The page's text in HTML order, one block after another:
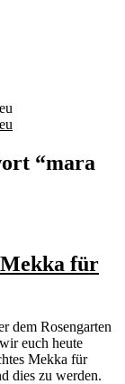
“mara
Mekka für
dem Rosengarten
euch heute
Mekka für
dies zu werden.